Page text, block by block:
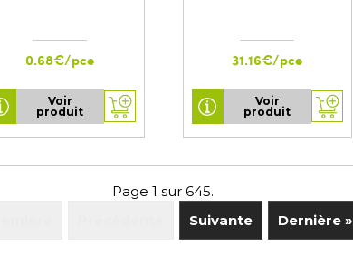
0.68€/pce
Voir
produit
31.16€/pce
Voir
produit
Page 1 sur 645.
Suivante Dernière »